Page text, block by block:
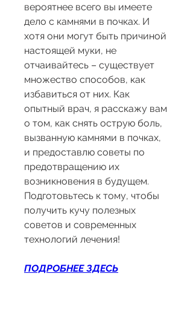
вероятнее всего вы имеете
дело с камнями в почках. И
хотя они могут быть причиной
настоящей муки, не
отчаивайтесь – существует
множество способов, как
избавиться от них. Как
опытный врач, я расскажу вам
о том, как снять острую боль,
вызванную камнями в почках,
и предоставлю советы по
предотвращению их
возникновения в будущем.
Подготовьтесь к тому, чтобы
получить кучу полезных
советов и современных
технологий лечения!
ПОДРОБНЕЕ ЗДЕСЬ